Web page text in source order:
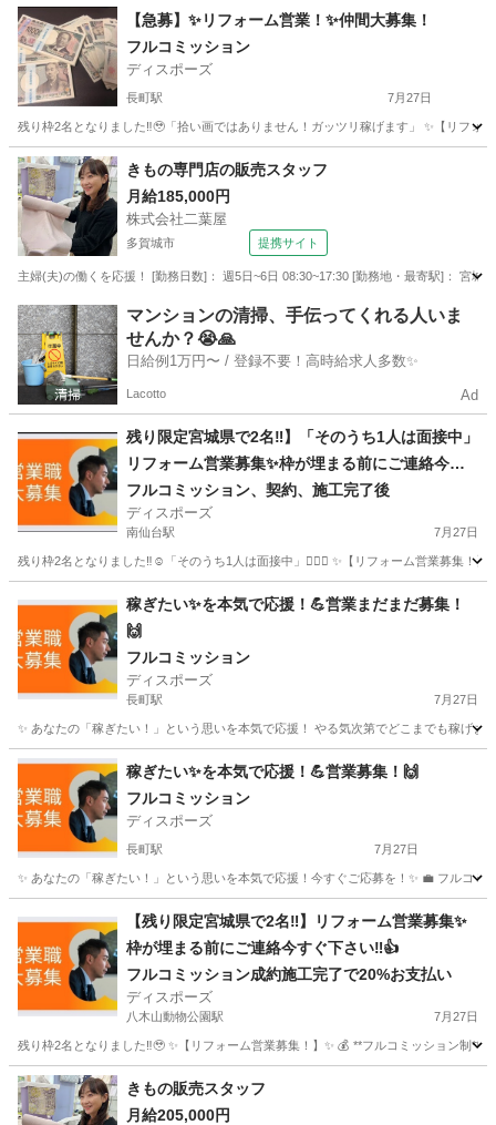
宮城 仙台市 南仙台駅 やる気
【急募】✨リフォーム営業！✨仲間大募集！
フルコミッション
ディスポーズ
長町駅 7月27日
残り枠2名となりました‼︎🥹「拾い画ではありません！ガッツリ稼げます」 ✨【リフ
宮城 仙台市 長町駅 営業 やる気
きもの専門店の販売スタッフ
月給185,000円
株式会社二葉屋
多賀城市 提携サイト
主婦(夫)の働くを応援！ [勤務日数]： 週5日~6日 08:30~17:30 [勤務地・最寄駅]： 宮
宮城 多賀城市 アパレル
マンションの清掃、手伝ってくれる人いま
せんか？😭🙏
日給例1万円〜 / 登録不要！高時給求人多数✨
Lacotto Ad
残り限定宮城県で2名‼︎】「そのうち1人は面接中」
リフォーム営業募集✨枠が埋まる前にご連絡今す
ぐ下さい‼︎👍
フルコミッション、契約、施工完了後
ディスポーズ
南仙台駅 7月27日
残り枠2名となりました‼︎☺️「そのうち1人は面接中」🙇🏻‍♂️ ✨【リフォーム営業募集！
南仙台駅 営業 やる気
稼ぎたい✨を本気で応援！💪営業まだまだ募集！
🙌
フルコミッション
ディスポーズ
長町駅 7月27日
✨ あなたの「稼ぎたい！」という思いを本気で応援！ やる気次第でどこまでも稼げ
宮城 仙台市 長町駅 営業 やる気
稼ぎたい✨を本気で応援！💪営業募集！🙌
フルコミッション
ディスポーズ
長町駅 7月27日
✨ あなたの「稼ぎたい！」という思いを本気で応援！今すぐご応募を！✨ 💼 フルコ
長町駅 営業 やる気
【残り限定宮城県で2名‼︎】リフォーム営業募集✨
枠が埋まる前にご連絡今すぐ下さい‼︎👍
フルコミッション成約施工完了で20%お支払い
ディスポーズ
八木山動物公園駅 7月27日
残り枠2名となりました‼︎🥹 ✨【リフォーム営業募集！】✨ 💰 **フルコミッション制**
宮城 仙台市 八木山動物公園駅
きもの販売スタッフ
月給205,000円